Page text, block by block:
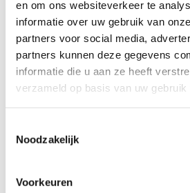
en om ons websiteverkeer te
informatie over uw gebruik van
partners voor social media,
partners kunnen deze gegevens
informatie die u aan ze heeft
verzameld op basis van uw
Noodzakelijk
Voorkeuren